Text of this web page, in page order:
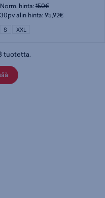
Norm. hinta:150€
30pv alin hinta: 95,92€
S XXL
tuotetta.